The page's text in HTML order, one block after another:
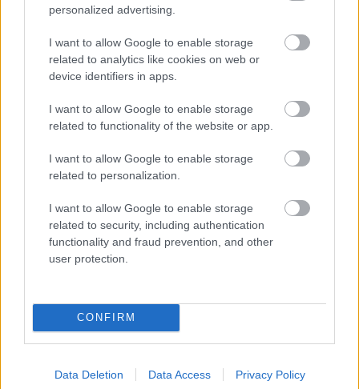
personalized advertising.
I want to allow Google to enable storage
related to analytics like cookies on web or
device identifiers in apps.
I want to allow Google to enable storage
related to functionality of the website or app.
I want to allow Google to enable storage
related to personalization.
I want to allow Google to enable storage
related to security, including authentication
functionality and fraud prevention, and other
user protection.
CONFIRM
Data Deletion Data Access Privacy Policy
9+ fogyókúrás módszer nagyító alatt
Meggyógyulnék szerkesztő•2020. január 30.
Fogyni szeretnél, hogy jobban nézz ki? Esetleg
szeretnél egészségesebb lenni? Elkerülni a túlsúly
hosszú távú káros hatásait: a szív- és érrendszeri
megbetegedéseket, a magas vérnyomást, a 2-es
legközelebb a célodhoz?